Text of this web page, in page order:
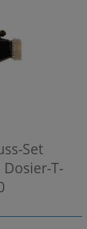
Set
T-